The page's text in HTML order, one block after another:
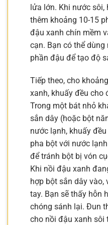
lửa lớn. Khi nước
thêm khoảng 10-15
đậu xanh chín mềm
cạn. Bạn có thể
phần đậu để tạo độ
Tiếp theo, cho
xanh, khuấy đều cho
Trong một bát nhỏ
sắn dây (hoặc bột
nước lạnh, khuấy
pha bột với nước
để tránh bột bị vón
Khi nồi đậu xanh
hợp bột sắn dây
tay. Bạn sẽ thấy hỗn
chóng sánh lại. Đun
cho nồi đậu xanh sôi